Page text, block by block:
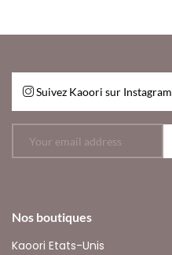
Suivez Kaoori sur Instagram
Nos boutiques
Kaoori Etats-Unis